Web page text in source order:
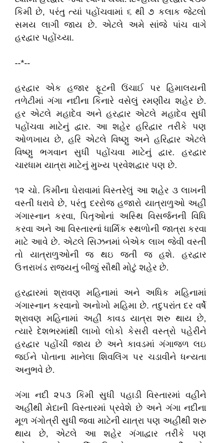
કિમી છે, પરંતુ ત્યાં પહોંચવામાં ૬ થી ૭ કલાક જેટલો
સમય લાગી જાય છે. એટલે અમે સાંજે પાંચ વાગે
હરદ્વાર પહોંચ્યા.
--*--
હરદ્વાર એક હજાર ફૂટની ઉંચાઈ પર હિમાલયની
તળેટીમાં ગંગા નદીના કિનારે વસેલું રમણીય શહેર છે.
હર એટલે મહાદેવ અને હરદ્વાર એટલે મહાદેવ સુધી
પહોંચવા માટેનું દ્વાર. આ શહેર હરિદ્વાર તરીકે પણ
ઓળખાય છે, હરિ એટલે વિષ્ણુ અને હરિદ્વાર એટલે
વિષ્ણુ ભગવાન સુધી પહોંચવા માટેનું દ્વાર. હરદ્વાર
ચારધામ યાત્રા માટેનું મુખ્ય પ્રવેશદ્વાર પણ છે.
૧૨ ચો. કિમીના ઘેરાવામાં વિસ્તરેલું આ શહેર ૩ લાખની
વસ્તી ધરાવે છે, પરંતુ દરરોજ હજારો યાત્રાળુઓ અહીં
ગંગાસ્નાન કરવા, પિતૃઓનાં અસ્થિ વિસર્જનની વિધિ
કરવા અને આ વિસ્તારનાં ધાર્મિક સ્થળોની જાત્રા કરવા
માટે આવે છે. એટલે સિઝનમાં બેએક લાખ જેવી વસ્તી
તો યાત્રાળુઓની જ થઇ જતી જ હશે. હરદ્વાર
ઉત્તરાખંડ રાજ્યનું બીજું સૌથી મોટું શહેર છે.
હરદ્વારમાં શ્રાવણ મહિનામાં અને અધિક મહિનામાં
ગંગાસ્નાન કરવાનો અનોખો મહિમા છે. તદુપરાંત દર વર્ષે
શ્રાવણ મહિનામાં અહીં કાવડ યાત્રા શરુ થાય છે,
ત્યારે દેશભરમાંથી લાખો લોકો કેસરી વસ્ત્રો પહેરીને
હરદ્વાર પહોંચી જાય છે અને કાવડમાં ગંગાજળ લઇ
જઈને પોતાના માનેલા શિવલિંગ પર ચડાવીને ધન્યતા
અનુભવે છે.
ગંગા નદી ૨૫૩ કિમી સુધી પહાડી વિસ્તારમાં વહીને
અહીંથી મેદાની વિસ્તારમાં પ્રવેશે છે અને ગંગા નદીના
મૂળ ગંગોત્રી સુધી જવા માટેની યાત્રા પણ અહીંથી શરુ
થાય છે, એટલે આ શહેર ગંગાદ્વાર તરીકે પણ